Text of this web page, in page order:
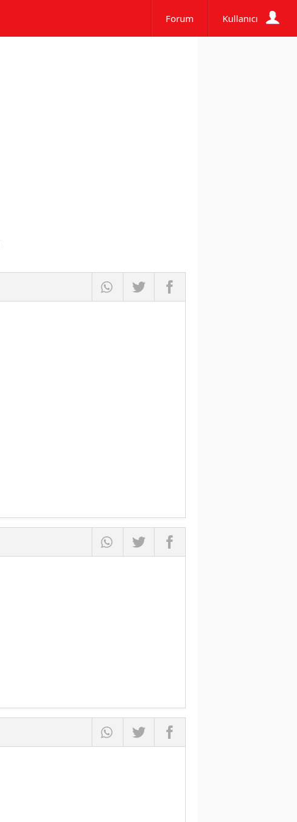
Forum Kullanıcı